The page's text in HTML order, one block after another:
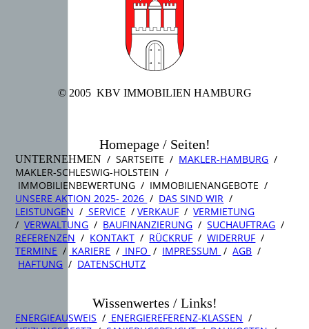
© 2005 KBV IMMOBILIEN HAMBURG
Homepage / Seiten!
UNTERNEHMEN / SARTSEITE / MAKLER-HAMBURG /
MAKLER-SCHLESWIG-HOLSTEIN /
IMMOBILIENBEWERTUNG / IMMOBILIENANGEBOTE /
UNSERE AKTION 2025- 2026 / DAS SIND WIR /
LEISTUNGEN / SERVICE /VERKAUF /VERMIETUNG
/VERWALTUNG / BAUFINANZIERUNG /SUCHAUFTRAG /
REFERENZEN / KONTAKT / RÜCKRUF /WIDERRUF /
TERMINE / KARIERE / INFO / IMPRESSUM /AGB /
HAFTUNG / DATENSCHUTZ
Wissenwertes / Links!
ENERGIEAUSWEIS / ENERGIEREFERENZ-KLASSEN /